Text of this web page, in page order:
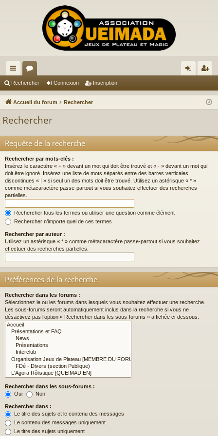
ac
co
s
or
u ne cri
Rechercher Connexion Inscription
Accueil du forum Rechercher
Rechercher
Requête de la recherche
Rechercher par mots-clés :
Insérez le caractère « + » devant un mot qui doit être trouvé et « - » devant un mot qui
doit être ignoré. Insérez une liste de mots séparés entre des barres verticales
discontinues « | » si seul un des mots doit être trouvé. Utilisez un astérisque « * »
comme métacaractère passe-partout si vous souhaitez effectuer des recherches
partielles.
Rechercher tous les termes ou utiliser une question comme élément
Rechercher n’importe quel de ces termes
Rechercher par auteur :
Utilisez un astérisque « * » comme métacaractère passe-partout si vous souhaitez
effectuer des recherches partielles.
Préférences de la recherche
Rechercher dans les forums :
Sélectionnez le ou les forums dans lesquels vous souhaitez effectuer une recherche.
Les sous-forums seront automatiquement inclus dans la recherche si vous ne
désactivez pas l’option « Rechercher dans les sous-forums » affichée ci-dessous.
Rechercher dans les sous-forums :
Oui
Non
Rechercher dans :
Le titre des sujets et le contenu des messages
Le contenu des messages uniquement
Le titre des sujets uniquement